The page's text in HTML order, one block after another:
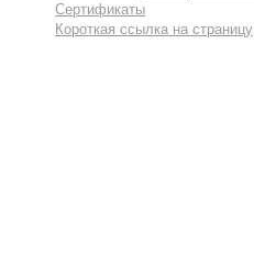
Сертификаты
Короткая ссылка на страницу